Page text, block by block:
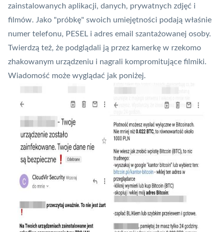
zainstalowanych aplikacji, danych, prywatnych zdjęć i
filmów. Jako "próbkę" swoich umiejętności podają właśnie
numer telefonu, PESEL i adres email szantażowanej osoby.
Twierdzą też, że podglądali ją przez kamerkę w rzekomo
zhakowanym urządzeniu i nagrali kompromitujące filmiki.
Wiadomość może wyglądać jak poniżej.